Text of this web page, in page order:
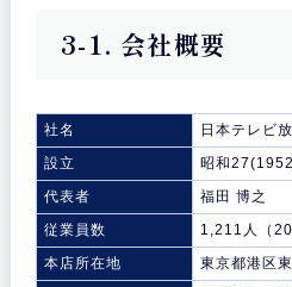
3-1. 会社概要
社名
日本テレビ
設立
昭和
代表者
福田 博之
従業員数
1,211人（
本店所在地
東京都港区